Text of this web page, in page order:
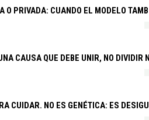
O PRIVADA: CUANDO EL MODELO
CAUSA QUE DEBE UNIR, NO DIVIDIR
CUIDAR. NO ES GENÉTICA: ES